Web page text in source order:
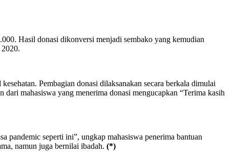
Hasil donasi dikonversi menjadi sembako yang kemudian
Pembagian donasi dilaksanakan secara berkala dimulai
mahasiswa yang menerima donasi mengucapkan “Terima kasih
pandemic seperti ini”, ungkap mahasiswa penerima bantuan
namun juga bernilai ibadah. (*)